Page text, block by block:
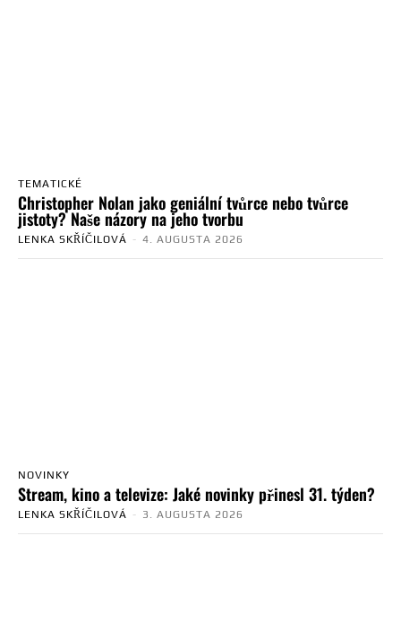
TEMATICKÉ
Christopher Nolan jako geniální tvůrce nebo tvůrce
jistoty? Naše názory na jeho tvorbu
LENKA SKŘÍČILOVÁ - 4. AUGUSTA 2026
NOVINKY
Stream, kino a televize: Jaké novinky přinesl 31. týden?
LENKA SKŘÍČILOVÁ - 3. AUGUSTA 2026